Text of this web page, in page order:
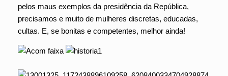
pelos maus exemplos da presidência da República,
precisamos e muito de mulheres discretas, educadas,
cultas. E, se bonitas e competentes, melhor ainda!